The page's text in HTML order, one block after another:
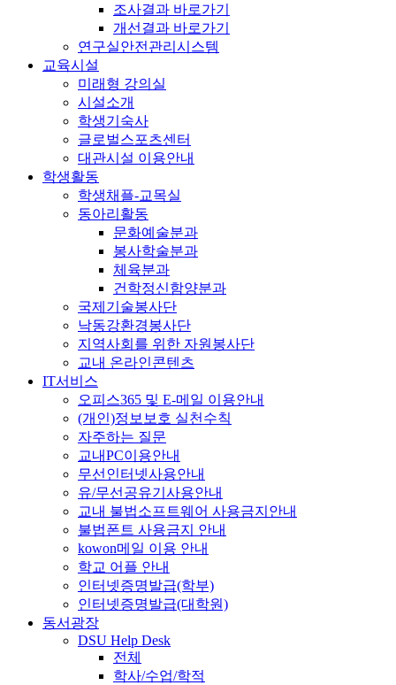
조사결과 바로가기
개선결과 바로가기
연구실안전관리시스템
교육시설
미래형 강의실
시설소개
학생기숙사
글로벌스포츠센터
대관시설 이용안내
학생활동
학생채플-교목실
동아리활동
문화예술분과
봉사학술분과
체육분과
건학정신함양분과
국제기술봉사단
낙동강환경봉사단
지역사회를 위한 자원봉사단
교내 온라인콘텐츠
IT서비스
오피스365 및 E-메일 이용안내
(개인)정보보호 실천수칙
자주하는 질문
교내PC이용안내
무선인터넷사용안내
유/무선공유기사용안내
교내 불법소프트웨어 사용금지안내
불법폰트 사용금지 안내
kowon메일 이용 안내
학교 어플 안내
인터넷증명발급(학부)
인터넷증명발급(대학원)
동서광장
DSU Help Desk
전체
학사/수업/학적